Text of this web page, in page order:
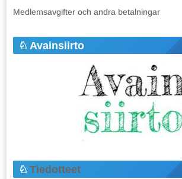
Medlemsavgifter och andra betalningar
Avainsiirto
Tiedotteet